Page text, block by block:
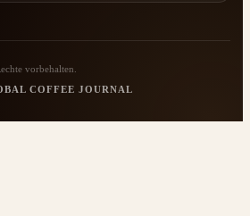
vorbehalten.
COFFEE JOURNAL